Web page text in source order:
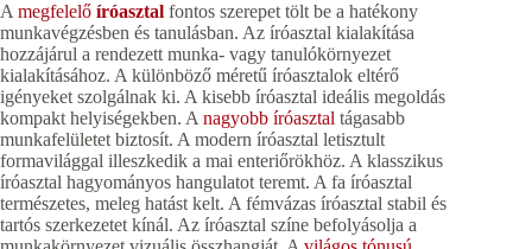
Amegfelelő íróasztal fontos szerepet tölt be a hatékony
munkavégzésben és tanulásban. Az íróasztal kialakítása
hozzájárul a rendezett munka- vagy tanulókörnyezet
kialakításához. A különböző méretű íróasztalok eltérő
igényeket szolgálnak ki. A kisebb íróasztal ideális megoldás
kompakt helyiségekben. Anagyobb íróasztal tágasabb
munkafelületet biztosít. A modern íróasztal letisztult
formavilággal illeszkedik a mai enteriőrökhöz. A klasszikus
íróasztal hagyományos hangulatot teremt. A fa íróasztal
természetes, meleg hatást kelt. A fémvázas íróasztal stabil és
tartós szerkezetet kínál. Az íróasztal színe befolyásolja a